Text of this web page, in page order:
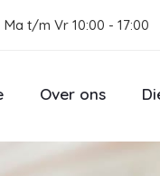
Ma t/m Vr 10:00 - 17:00
Over ons